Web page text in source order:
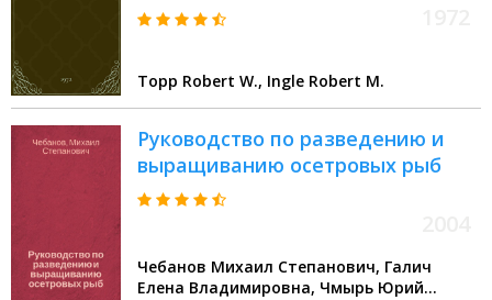
Topp Robert W., Ingle Robert M.
Руководство по разведению и
выращиванию осетровых рыб
Чебанов Михаил Степанович, Галич
Елена Владимировна, Чмырь Юрий